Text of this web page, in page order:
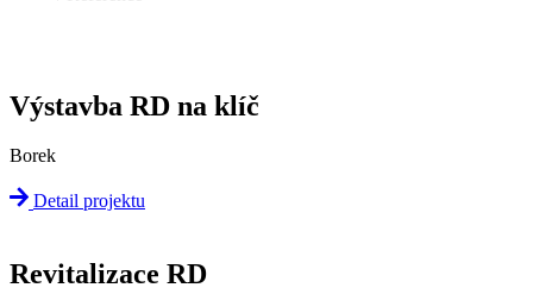
Výstavba RD na klíč
Borek
Detail projektu
Revitalizace RD